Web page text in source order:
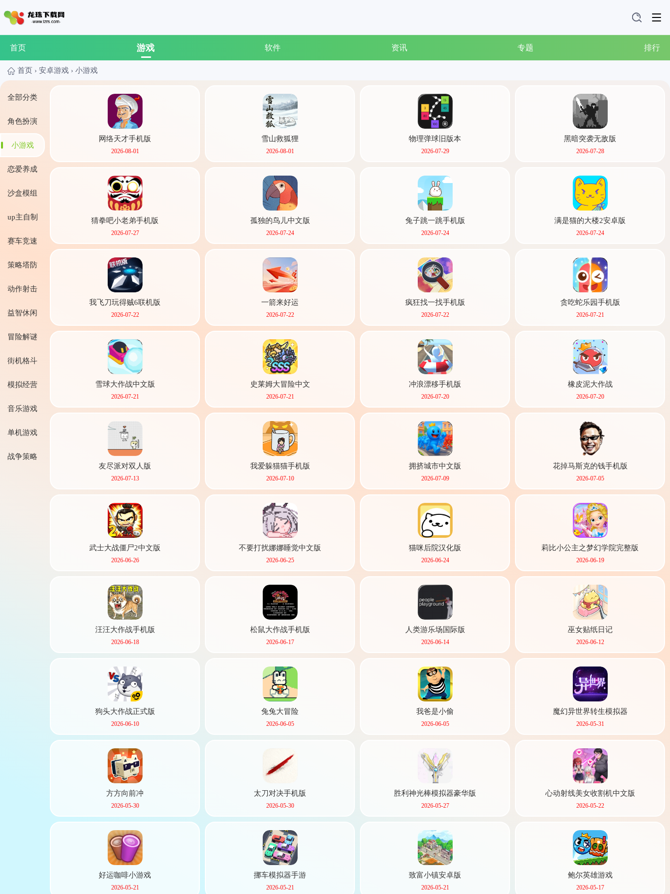
首页
首页 游戏 软件 资讯 专题 排行
首页 › 安卓游戏 › 小游戏
全部分类
角色扮演
小游戏
恋爱养成
沙盒模组
up主自制
赛车竞速
策略塔防
动作射击
益智休闲
冒险解谜
街机格斗
模拟经营
音乐游戏
单机游戏
战争策略
网络天才手机版
2026-08-01
雪山救狐狸
2026-08-01
物理弹球旧版本
2026-07-29
黑暗突袭无敌版
2026-07-28
猜拳吧小老弟手机版
2026-07-27
孤独的鸟儿中文版
2026-07-24
兔子跳一跳手机版
2026-07-24
满是猫的大楼2安卓版
2026-07-24
我飞刀玩得贼6联机版
2026-07-22
一箭来好运
2026-07-22
疯狂找一找手机版
2026-07-22
贪吃蛇乐园手机版
2026-07-21
雪球大作战中文版
2026-07-21
史莱姆大冒险中文
2026-07-21
冲浪漂移手机版
2026-07-20
橡皮泥大作战
2026-07-20
友尽派对双人版
2026-07-13
我爱躲猫猫手机版
2026-07-10
拥挤城市中文版
2026-07-09
花掉马斯克的钱手机版
2026-07-05
武士大战僵尸2中文版
2026-06-26
不要打扰娜娜睡觉中文版
2026-06-25
猫咪后院汉化版
2026-06-24
莉比小公主之梦幻学院完整版
2026-06-19
汪汪大作战手机版
2026-06-18
松鼠大作战手机版
2026-06-17
人类游乐场国际版
2026-06-14
巫女贴纸日记
2026-06-12
狗头大作战正式版
2026-06-10
兔兔大冒险
2026-06-05
我爸是小偷
2026-06-05
魔幻异世界转生模拟器
2026-05-31
方方向前冲
2026-05-30
太刀对决手机版
2026-05-30
胜利神光棒模拟器豪华版
2026-05-27
心动射线美女收割机中文版
2026-05-22
好运咖啡小游戏
2026-05-21
挪车模拟器手游
2026-05-21
致富小镇安卓版
2026-05-21
鲍尔英雄游戏
2026-05-17